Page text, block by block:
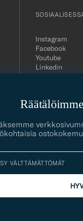
VÄLTTÄMÄTTÖMÄT
Instagram
Facebook
Youtube
Linkedin